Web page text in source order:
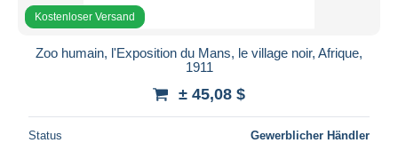
Kostenloser Versand
Zoo humain, l'Exposition du Mans, le village noir, Afrique,
1911
± 45,08 $
Status Gewerblicher Händler